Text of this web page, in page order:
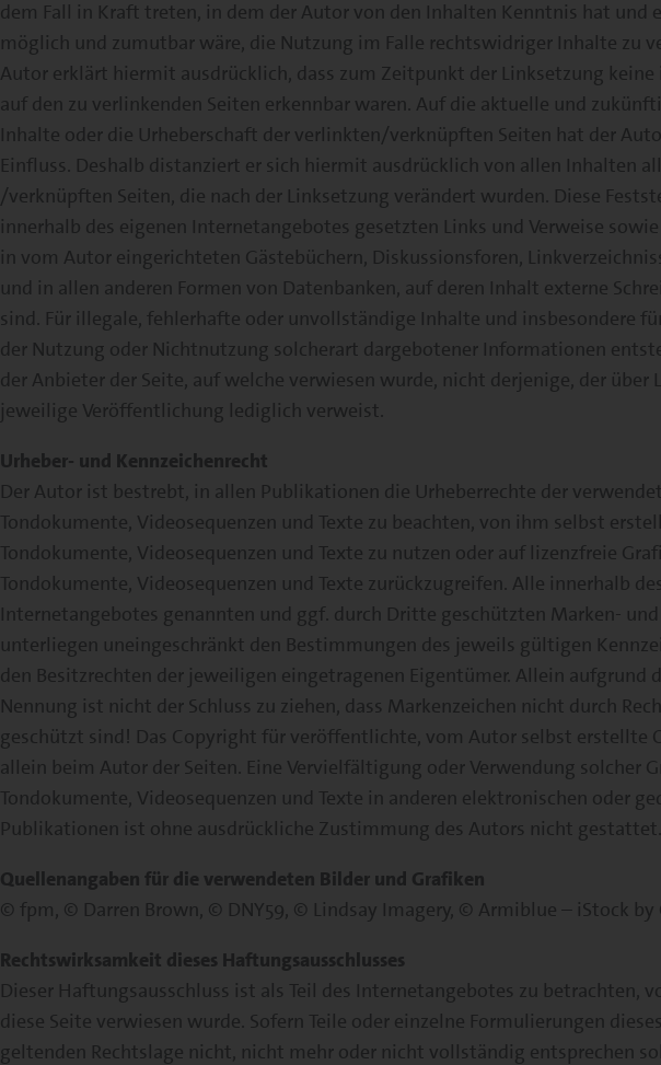
dem Fall in Kraft treten, in dem der Autor von den Inhalten Kenntnis hat und
möglich und zumutbar wäre, die Nutzung im Falle rechtswidriger Inhalte zu
Autor erklärt hiermit ausdrücklich, dass zum Zeitpunkt der Linksetzung
auf den zu verlinkenden Seiten erkennbar waren. Auf die aktuelle und
Inhalte oder die Urheberschaft der verlinkten/verknüpften Seiten hat der
Einfluss. Deshalb distanziert er sich hiermit ausdrücklich von allen Inhalten
/verknüpften Seiten, die nach der Linksetzung verändert wurden. Diese
innerhalb des eigenen Internetangebotes gesetzten Links und Verweise
in vom Autor eingerichteten Gästebüchern, Diskussionsforen,
und in allen anderen Formen von Datenbanken, auf deren Inhalt externe
sind. Für illegale, fehlerhafte oder unvollständige Inhalte und insbesondere
der Nutzung oder Nichtnutzung solcherart dargebotener Informationen
der Anbieter der Seite, auf welche verwiesen wurde, nicht derjenige, der über
jeweilige Veröffentlichung lediglich verweist.
Urheber- und Kennzeichenrecht
Der Autor ist bestrebt, in allen Publikationen die Urheberrechte der
Tondokumente, Videosequenzen und Texte zu beachten, von ihm selbst
Tondokumente, Videosequenzen und Texte zu nutzen oder auf lizenzfreie
Tondokumente, Videosequenzen und Texte zurückzugreifen. Alle innerhalb des
Internetangebotes genannten und ggf. durch Dritte geschützten Marken- und
unterliegen uneingeschränkt den Bestimmungen des jeweils gültigen
den Besitzrechten der jeweiligen eingetragenen Eigentümer. Allein aufgrund
Nennung ist nicht der Schluss zu ziehen, dass Markenzeichen nicht durch
geschützt sind! Das Copyright für veröffentlichte, vom Autor selbst erstellte
allein beim Autor der Seiten. Eine Vervielfältigung oder Verwendung solcher
Tondokumente, Videosequenzen und Texte in anderen elektronischen oder
Publikationen ist ohne ausdrückliche Zustimmung des Autors nicht gestattet.
Quellenangaben für die verwendeten Bilder und Grafiken
© fpm, © Darren Brown, © DNY59, © Lindsay Imagery, © Armiblue – iStock by
Rechtswirksamkeit dieses Haftungsausschlusses
Dieser Haftungsausschluss ist als Teil des Internetangebotes zu betrachten,
diese Seite verwiesen wurde. Sofern Teile oder einzelne Formulierungen
geltenden Rechtslage nicht, nicht mehr oder nicht vollständig entsprechen